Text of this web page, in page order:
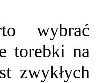
wybrać
torebki na
zwykłych